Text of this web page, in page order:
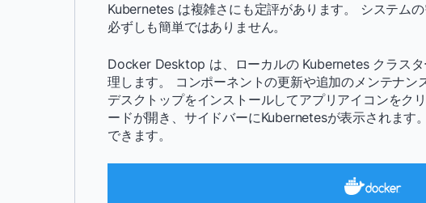
Kubernetes は複雑さにも定評があります。 システム
必ずしも簡単ではありません。
Docker Desktop は、ローカルの Kubernetes クラス
理します。 コンポーネントの更新や追加のメンテナン
デスクトップをインストールしてアプリアイコンをク
ードが開き、サイドバーにKubernetesが表示されま
できます。